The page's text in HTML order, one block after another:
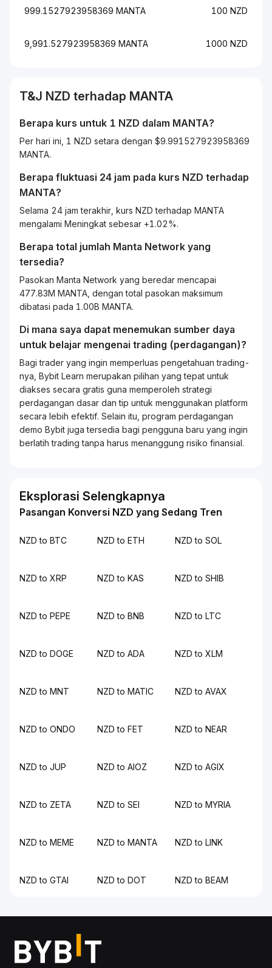
999.1527923958369 MANTA 100 NZD
9,991.527923958369 MANTA 1000 NZD
T&J NZD terhadap MANTA
Berapa kurs untuk 1 NZD dalam MANTA?
Per hari ini, 1 NZD setara dengan $9.991527923958369
MANTA.
Berapa fluktuasi 24 jam pada kurs NZD terhadap
MANTA?
Selama 24 jam terakhir, kurs NZD terhadap MANTA
mengalami Meningkat sebesar +1.02%.
Berapa total jumlah Manta Network yang
tersedia?
Pasokan Manta Network yang beredar mencapai
477.83M MANTA, dengan total pasokan maksimum
dibatasi pada 1.00B MANTA.
Di mana saya dapat menemukan sumber daya
untuk belajar mengenai trading (perdagangan)?
Bagi trader yang ingin memperluas pengetahuantrading-
nya, Bybit Learn merupakan pilihan yang tepat untuk
diakses secara gratis guna memperoleh strategi
perdagangan dasar dan tip untuk menggunakan platform
secara lebih efektif. Selain itu, program perdagangan
demo Bybit juga tersedia bagi pengguna baru yang ingin
berlatihtradingtanpa harus menanggung risiko finansial.
Eksplorasi Selengkapnya
Pasangan Konversi NZD yang Sedang Tren
NZD to BTC NZD to ETH NZD to SOL
NZD to XRP NZD to KAS NZD to SHIB
NZD to PEPE NZD to BNB NZD to LTC
NZD to DOGE NZD to ADA NZD to XLM
NZD to MNT NZD to MATIC NZD to AVAX
NZD to ONDO NZD to FET NZD to NEAR
NZD to JUP NZD to AIOZ NZD to AGIX
NZD to ZETA NZD to SEI NZD to MYRIA
NZD to MEME NZD to MANTA NZD to LINK
NZD to GTAI NZD to DOT NZD to BEAM